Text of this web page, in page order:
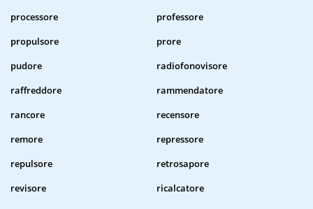
processore
professore
propulsore
prore
pudore
radiofonovisore
raffreddore
rammendatore
rancore
recensore
remore
repressore
repulsore
retrosapore
revisore
ricalcatore